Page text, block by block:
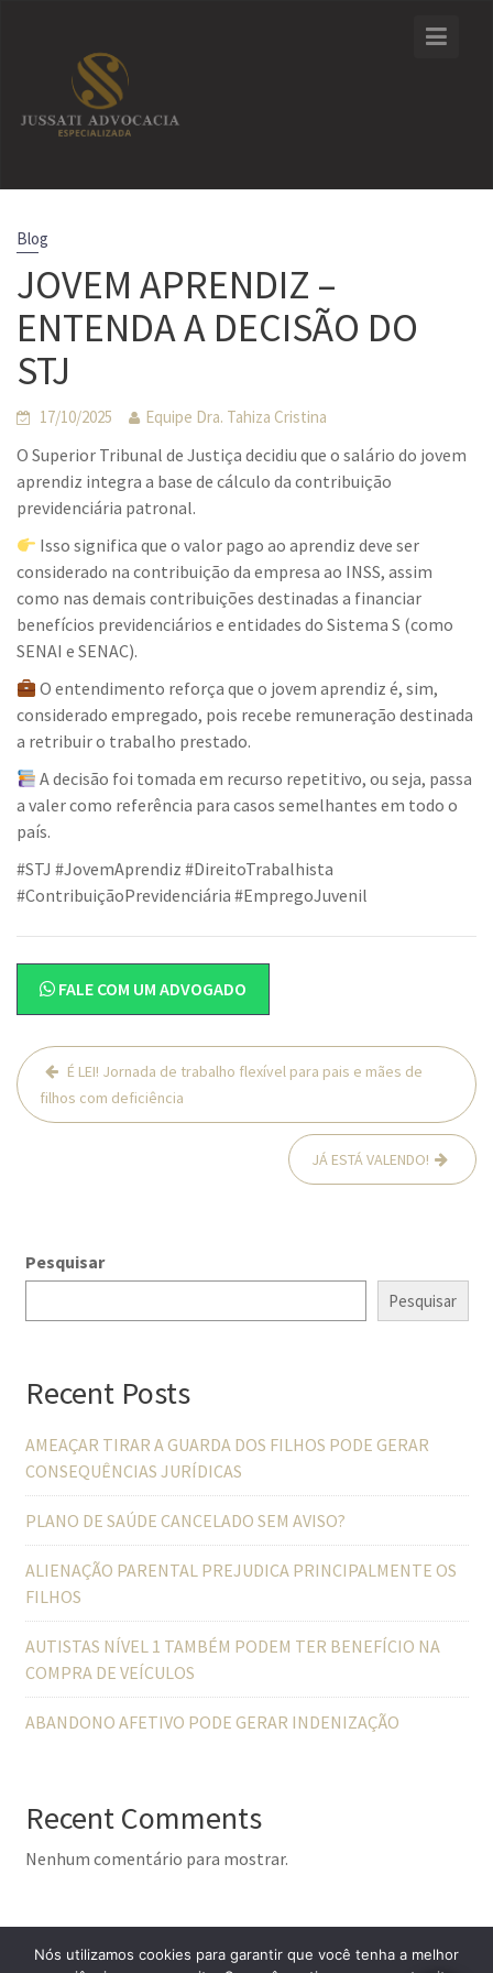
Blog
JOVEM APRENDIZ –
ENTENDA A DECISÃO DO
STJ
17/10/2025 Equipe Dra. Tahiza Cristina
O Superior Tribunal de Justiça decidiu que o salário do jovem
aprendiz integra a base de cálculo da contribuição
previdenciária patronal.
Isso significa que o valor pago ao aprendiz deve ser
considerado na contribuição da empresa ao INSS, assim
como nas demais contribuições destinadas a financiar
benefícios previdenciários e entidades do Sistema S (como
SENAI e SENAC).
O entendimento reforça que o jovem aprendiz é, sim,
considerado empregado, pois recebe remuneração destinada
a retribuir o trabalho prestado.
A decisão foi tomada em recurso repetitivo, ou seja, passa
a valer como referência para casos semelhantes em todo o
país.
#STJ #JovemAprendiz #DireitoTrabalhista
#ContribuiçãoPrevidenciária #EmpregoJuvenil
FALE COM UM ADVOGADO
Navegação
de
Post
É LEI! Jornada de trabalho flexível para pais e mães de
filhos com deficiência
JÁ ESTÁ VALENDO!
Pesquisar
Pesquisar
Recent Posts
AMEAÇAR TIRAR A GUARDA DOS FILHOS PODE GERAR
CONSEQUÊNCIAS JURÍDICAS
PLANO DE SAÚDE CANCELADO SEM AVISO?
ALIENAÇÃO PARENTAL PREJUDICA PRINCIPALMENTE OS
FILHOS
AUTISTAS NÍVEL 1 TAMBÉM PODEM TER BENEFÍCIO NA
COMPRA DE VEÍCULOS
ABANDONO AFETIVO PODE GERAR INDENIZAÇÃO
Recent Comments
Nenhum comentário para mostrar.
Nós utilizamos cookies para garantir que você tenha a melhor